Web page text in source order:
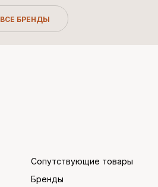
ВСЕ БРЕНДЫ
Сопутствующие товары
Бренды